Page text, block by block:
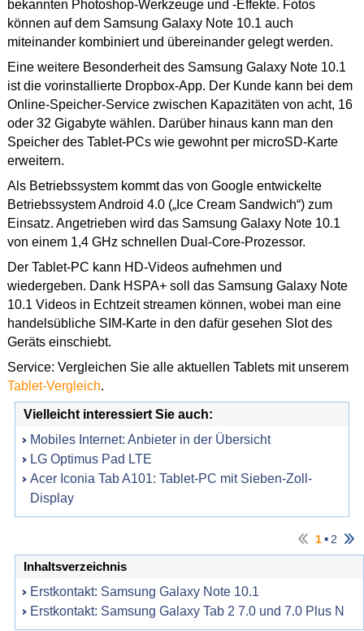
bekannten Photoshop-Werkzeuge und -Effekte. Fotos
können auf dem Samsung Galaxy Note 10.1 auch
miteinander kombiniert und übereinander gelegt werden.
Eine weitere Besonderheit des Samsung Galaxy Note 10.1
ist die vorinstallierte Dropbox-App. Der Kunde kann bei dem
Online-Speicher-Service zwischen Kapazitäten von acht, 16
oder 32 Gigabyte wählen. Darüber hinaus kann man den
Speicher des Tablet-PCs wie gewohnt per microSD-Karte
erweitern.
Als Betriebssystem kommt das von Google entwickelte
Betriebssystem Android 4.0 („Ice Cream Sandwich“) zum
Einsatz. Angetrieben wird das Samsung Galaxy Note 10.1
von einem 1,4 GHz schnellen Dual-Core-Prozessor.
Der Tablet-PC kann HD-Videos aufnehmen und
wiedergeben. Dank HSPA+ soll das Samsung Galaxy Note
10.1 Videos in Echtzeit streamen können, wobei man eine
handelsübliche SIM-Karte in den dafür gesehen Slot des
Geräts einschiebt.
Service: Vergleichen Sie alle aktuellen Tablets mit unserem
Tablet-Vergleich.
Vielleicht interessiert Sie auch:
Mobiles Internet: Anbieter in der Übersicht
LG Optimus Pad LTE
Acer Iconia Tab A101: Tablet-PC mit Sieben-Zoll-
Display
1▪ 2
Inhaltsverzeichnis
Erstkontakt: Samsung Galaxy Note 10.1
Erstkontakt: Samsung Galaxy Tab 2 7.0 und 7.0 Plus N